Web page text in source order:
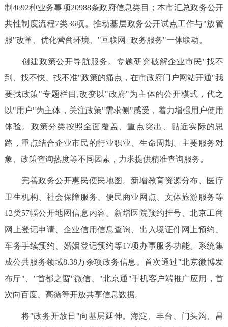
制4692种业务事项20988条政府信息类目；本市汇总政务公开
共性制度流程7类36项。推动基层政务公开试点工作与"放管
服"改革、优化营商环境、"互联网+政务服务"一体联动。
创建政策公开导航服务。专题研究破解企业市民"找不
到、找不快、找不准"政策的痛点，在市政府门户网站开通"我
要找政策"专题栏目,改变以"政府"为主体的公开模式，代之
以"用户"为主体，关注政策"需求侧"感受，着力增强用户使用
体验。政策分类按照全面覆盖、重点突出、贴近实际的思
路，重点结合企业市民的行业职业、生命周期、主要服务对
象、政策查询热度等不同因素，力求提供精准查询服务。
完善政务公开惠民便民地图。新增教育资源分布、医疗
卫生机构、社会保障服务、便民商业网点、文体旅游服务等
12类57幅公开地图信息内容。新增医院预约挂号、北京工商
网上登记申请、企业信用信息查询、出入境证件网上预约、
车务手续预约、婚姻登记预约等17项办事服务功能。系统集
成公共服务领域8.38万余项政务信息。首次通过"北京微博发
布厅"、"首都之窗"微信、"北京通"手机客户端推广应用，首
次向百度、高德等开放共享信息数据。
将"政务开放日"向基层延伸。海淀、丰台、门头沟、昌